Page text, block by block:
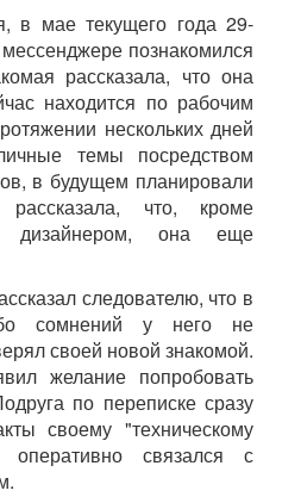
в мае текущего года 29-
познакомился
рассказала, что она
находится по рабочим
нескольких дней
темы посредством
в будущем планировали
рассказала, что, кроме
дизайнером, она еще
следователю, что в
сомнений у него не
своей новой знакомой.
желание попробовать
по переписке сразу
своему "техническому
оперативно связался с